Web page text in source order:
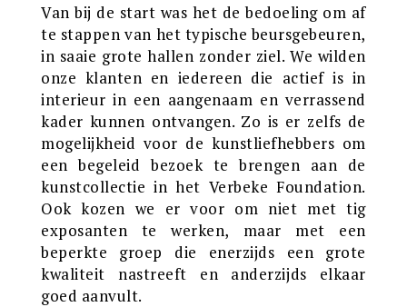
Van bij de start was het de bedoeling om af
te stappen van het typische beursgebeuren,
in saaie grote hallen zonder ziel. We wilden
onze klanten en iedereen die actief is in
interieur in een aangenaam en verrassend
kader kunnen ontvangen. Zo is er zelfs de
mogelijkheid voor de kunstliefhebbers om
een begeleid bezoek te brengen aan de
kunstcollectie in het Verbeke Foundation.
Ook kozen we er voor om niet met tig
exposanten te werken, maar met een
beperkte groep die enerzijds een grote
kwaliteit nastreeft en anderzijds elkaar
goed aanvult.